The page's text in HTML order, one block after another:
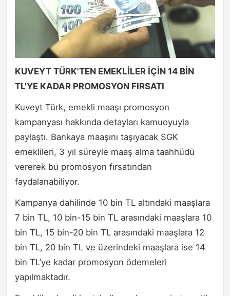
KUVEYT TÜRK'TEN EMEKLİLER İÇİN 14 BİN
TL'YE KADAR PROMOSYON FIRSATI
Kuveyt Türk, emekli maaşı promosyon
kampanyası hakkında detayları kamuoyuyla
paylaştı. Bankaya maaşını taşıyacak SGK
emeklileri, 3 yıl süreyle maaş alma taahhüdü
vererek bu promosyon fırsatından
faydalanabiliyor.
Kampanya dahilinde 10 bin TL altındaki maaşlara
7 bin TL, 10 bin-15 bin TL arasındaki maaşlara 10
bin TL, 15 bin-20 bin TL arasındaki maaşlara 12
bin TL, 20 bin TL ve üzerindeki maaşlara ise 14
bin TL’ye kadar promosyon ödemeleri
yapılmaktadır.